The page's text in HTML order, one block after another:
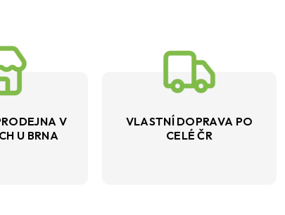
V
U BRNA
VLASTNÍ DOPRAVA PO
CELÉ ČR